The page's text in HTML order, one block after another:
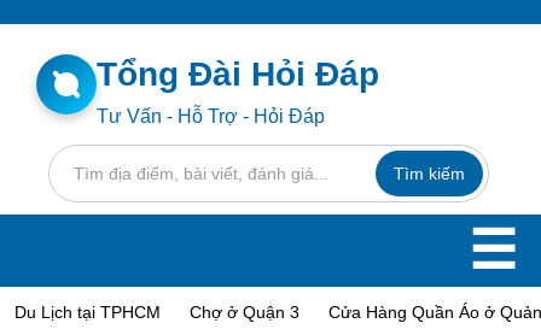
Tổng Đài Hỏi Đáp
Tư Vấn - Hỗ Trợ - Hỏi Đáp
☰
Du Lịch tại TPHCM Chợ ở Quận 3 Cửa Hàng Quần Áo ở